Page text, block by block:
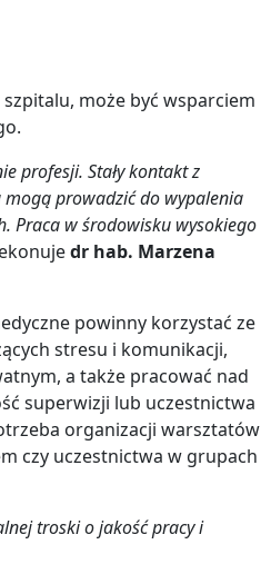
może być wsparciem
profesji. Stały kontakt z
mogą prowadzić do wypalenia
Praca w środowisku wysokiego
dr hab. Marzena
powinny korzystać ze
stresu i komunikacji,
a także pracować nad
superwizji lub uczestnictwa
organizacji warsztatów
czy uczestnictwa w grupach
troski o jakość pracy i